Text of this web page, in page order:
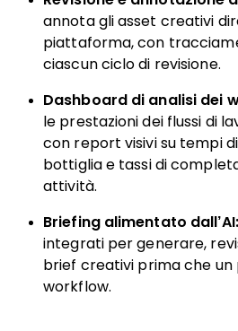
annota gli asset creativi
piattaforma, con
ciascun ciclo di revisione.
Dashboard di analisi dei
le prestazioni dei flussi di
con report visivi su tempi
bottiglia e tassi di
attività.
Briefing alimentato dall’AI:
integrati per generare,
brief creativi prima che
workflow.